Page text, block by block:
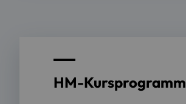
HM-Kursprogramm